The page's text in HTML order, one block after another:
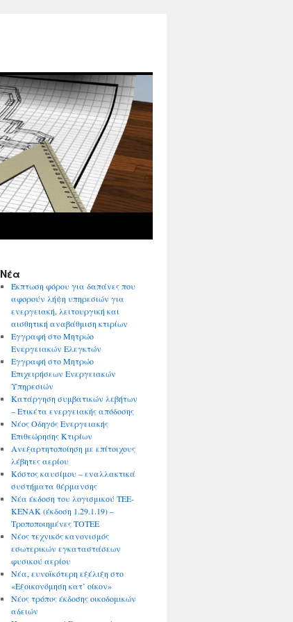
Νέα
Έκπτωση φόρου για δαπάνες που
αφορούν λήψη υπηρεσιών για
ενεργειακή, λειτουργική και
αισθητική αναβάθμιση κτιρίων
Εγγραφή στο Μητρώο
Ενεργειακών Ελεγκτών
Εγγραφή στο Μητρώο
Επιχειρήσεων Ενεργειακών
Υπηρεσιών
Κατάργηση συμβατικών λεβήτων
– Ετικέτα ενεργειακής απόδοσης
Νέος Οδηγός Ενεργειακής
Επιθεώρησης Κτιρίων
Ανεξαρτητοποίηση με επίτοιχους
λέβητες αερίου
Κόστος καυσίμου – εναλλακτικά
συστήματα θέρμανσης
Νέα έκδοση του λογισμικού ΤΕΕ-
ΚΕΝΑΚ (έκδοση 1.29.1.19) –
Τροποποιημένες ΤΟΤΕΕ
Νέος τεχνικός κανονισμός
εσωτερικών εγκαταστάσεων
φυσικού αερίου
Νέα, ευνοϊκότερη εξέλιξη στο
«Εξοικονόμηση κατ’ οίκον»
Νέος τρόπος έκδοσης οικοδομικών
αδειών